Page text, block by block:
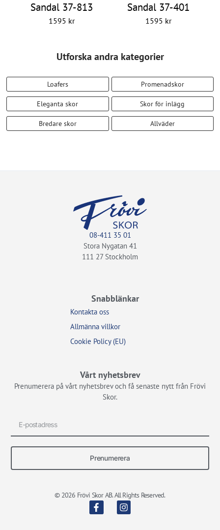
Sandal 37-401
1595 kr
Sandal 37-813
1595 kr
Utforska andra kategorier
Loafers Promenadskor
Eleganta skor Skor för inlägg
Bredare skor Allväder
08-411 35 01
Stora Nygatan 41
111 27 Stockholm
Snabblänkar
Kontakta oss
Allmänna villkor
Cookie Policy (EU)
Vårt nyhetsbrev
Prenumerera på vårt nyhetsbrev och få senaste nytt från Frövi
Skor.
Prenumerera
© 2026 Frövi Skor AB. All Rights Reserved.